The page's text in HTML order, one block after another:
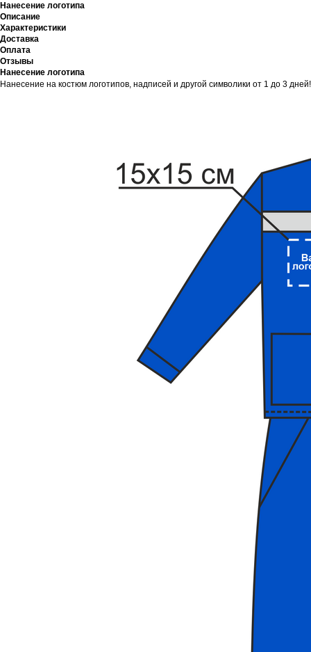
Нанесение логотипа
Описание
Характеристики
Доставка
Оплата
Отзывы
Нанесение логотипа
Нанесение на костюм логотипов, надписей и другой символики от 1 до 3 дней!